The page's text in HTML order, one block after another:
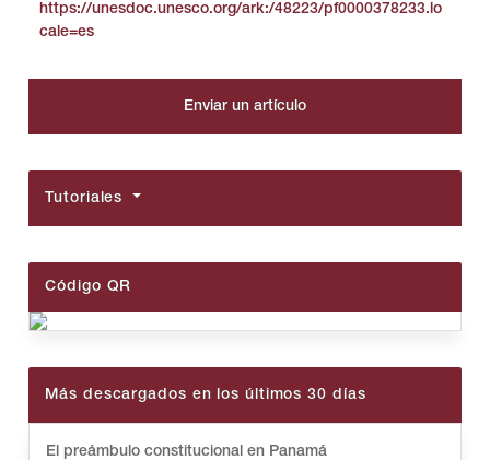
https://unesdoc.unesco.org/ark:/48223/pf0000378233.lo
cale=es
Enviar un artículo
Tutoriales
Código QR
Más descargados en los últimos 30 días
El preámbulo constitucional en Panamá